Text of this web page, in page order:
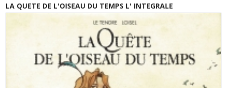
LA QUETE DE L'OISEAU DU TEMPS L' INTEGRALE